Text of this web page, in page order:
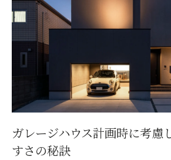
ガレージハウス計画時に考慮
すさの秘訣